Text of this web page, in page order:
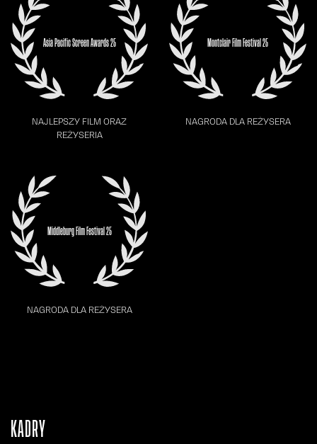
Asia Pacific Screen Awards 25
NAJLEPSZY FILM ORAZ
REŻYSERIA
Montclair Film Festival 25
NAGRODA DLA REŻYSERA
Middleburg Film Festival 25
NAGRODA DLA REŻYSERA
KADRY